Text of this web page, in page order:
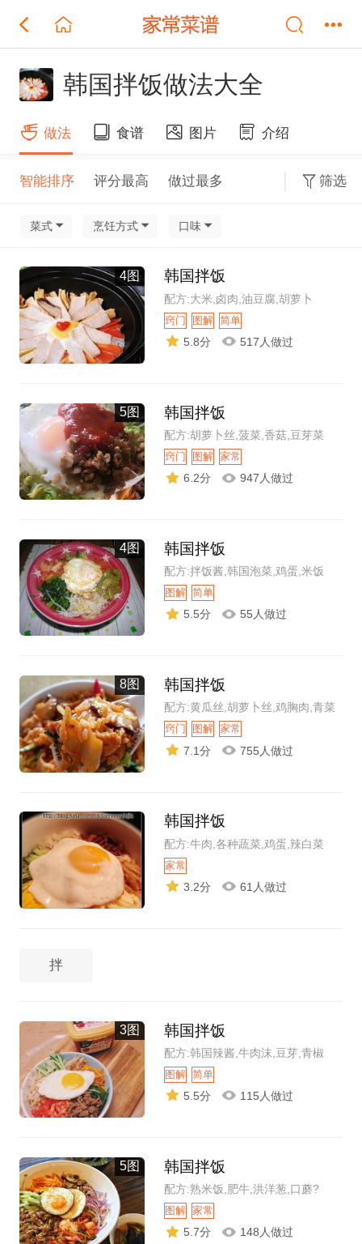
韩国拌饭做法大全
做法 食谱 图片 介绍
智能排序 评分最高 做过最多 筛选
菜式 烹饪方式 口味
4图 韩国拌饭
配方:大米,卤肉,油豆腐,胡萝卜
窍门 图解 简单
5.8分 517人做过
5图 韩国拌饭
配方:胡萝卜丝,菠菜,香菇,豆芽菜
窍门 图解 家常
6.2分 947人做过
4图 韩国拌饭
配方:拌饭酱,韩国泡菜,鸡蛋,米饭
图解 简单
5.5分 55人做过
8图 韩国拌饭
配方:黄瓜丝,胡萝卜丝,鸡胸肉,青菜
窍门 图解 家常
7.1分 755人做过
韩国拌饭
配方:牛肉,各种蔬菜,鸡蛋,辣白菜
家常
3.2分 61人做过
拌
3图 韩国拌饭
配方:韩国辣酱,牛肉沫,豆芽,青椒
图解 简单
5.5分 115人做过
5图 韩国拌饭
配方:熟米饭,肥牛,洪洋葱,口蘑?
图解 家常
5.7分 148人做过